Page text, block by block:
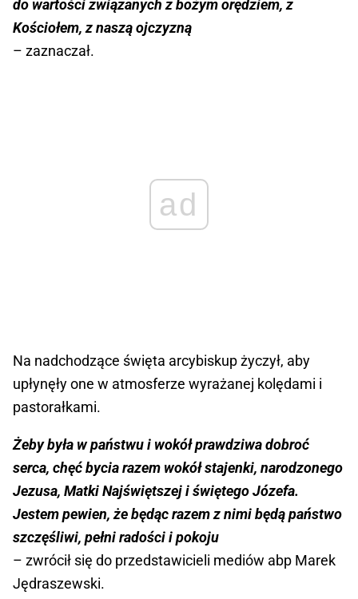
do wartości związanych z bożym orędziem, z
Kościołem, z naszą ojczyzną
– zaznaczał.
ad
Na nadchodzące święta arcybiskup życzył, aby
upłynęły one w atmosferze wyrażanej kolędami i
pastorałkami.
Żeby była w państwu i wokół prawdziwa dobroć
serca, chęć bycia razem wokół stajenki, narodzonego
Jezusa, Matki Najświętszej i świętego Józefa.
Jestem pewien, że będąc razem z nimi będą państwo
szczęśliwi, pełni radości i pokoju
– zwrócił się do przedstawicieli mediów abp Marek
Jędraszewski.